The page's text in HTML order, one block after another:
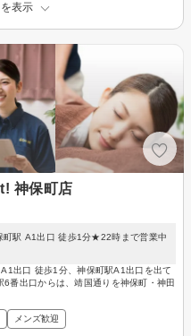
表示
神保町店
町駅 A1出口 徒歩1分★22時まで営業中
出口 徒歩1分、神保町駅A1出口を出て
番出口からは、靖国通りを神保町・神田
メンズ歓迎